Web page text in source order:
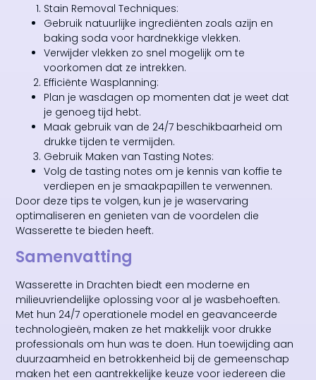
Stain Removal Techniques:
Gebruik natuurlijke ingrediënten zoals azijn en
baking soda voor hardnekkige vlekken.
Verwijder vlekken zo snel mogelijk om te
voorkomen dat ze intrekken.
Efficiënte Wasplanning:
Plan je wasdagen op momenten dat je weet dat
je genoeg tijd hebt.
Maak gebruik van de 24/7 beschikbaarheid om
drukke tijden te vermijden.
Gebruik Maken van Tasting Notes:
Volg de tasting notes om je kennis van koffie te
verdiepen en je smaakpapillen te verwennen.
Door deze tips te volgen, kun je je waservaring
optimaliseren en genieten van de voordelen die
Wasserette te bieden heeft.
Samenvatting
Wasserette in Drachten biedt een moderne en
milieuvriendelijke oplossing voor al je wasbehoeften.
Met hun 24/7 operationele model en geavanceerde
technologieën, maken ze het makkelijk voor drukke
professionals om hun was te doen. Hun toewijding aan
duurzaamheid en betrokkenheid bij de gemeenschap
maken het een aantrekkelijke keuze voor iedereen die